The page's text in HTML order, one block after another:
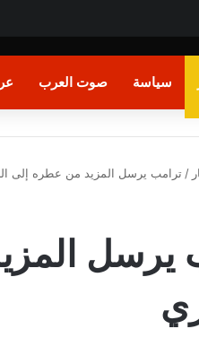
يشيد بالأداء البطولي لمنتخب
سياسة صوت العرب
/ ترامب يرسل المزيد من عطره إلى
يرسل